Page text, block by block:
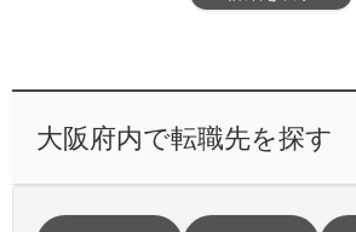
大阪府内で転職先を探す